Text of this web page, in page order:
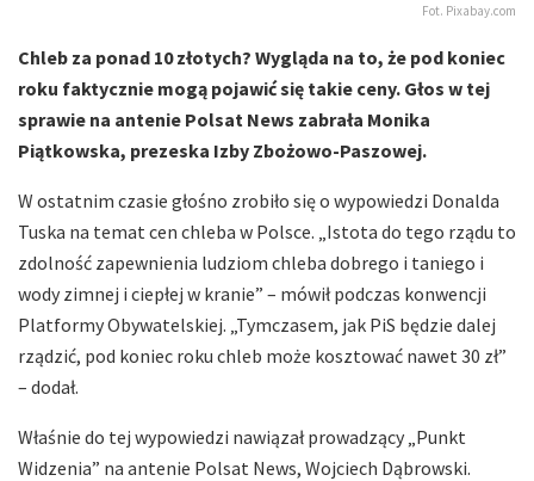
Fot. Pixabay.com
Chleb za ponad 10 złotych? Wygląda na to, że pod koniec
roku faktycznie mogą pojawić się takie ceny. Głos w tej
sprawie na antenie Polsat News zabrała Monika
Piątkowska, prezeska Izby Zbożowo-Paszowej.
W ostatnim czasie głośno zrobiło się o wypowiedzi Donalda
Tuska na temat cen chleba w Polsce. „Istota do tego rządu to
zdolność zapewnienia ludziom chleba dobrego i taniego i
wody zimnej i ciepłej w kranie” – mówił podczas konwencji
Platformy Obywatelskiej. „Tymczasem, jak PiS będzie dalej
rządzić, pod koniec roku chleb może kosztować nawet 30 zł”
– dodał.
Właśnie do tej wypowiedzi nawiązał prowadzący „Punkt
Widzenia” na antenie Polsat News, Wojciech Dąbrowski.